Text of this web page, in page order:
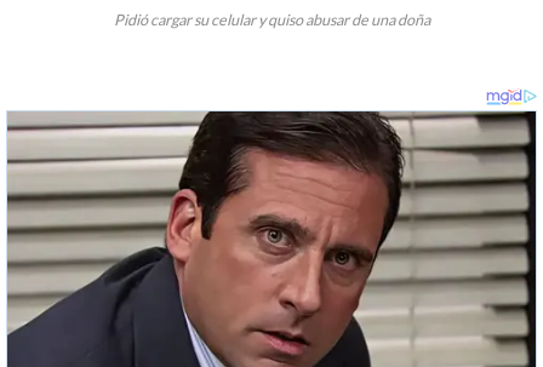
Pidió cargar su celular y quiso abusar de una doña